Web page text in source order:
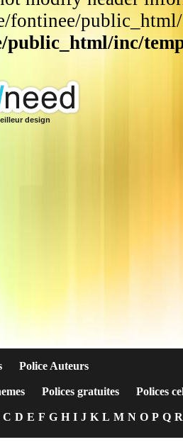
fontinee/
public_html/inc/
design
Police Auteurs
Polices gratuites Polices
C D E F G H I J K L M N O P Q R